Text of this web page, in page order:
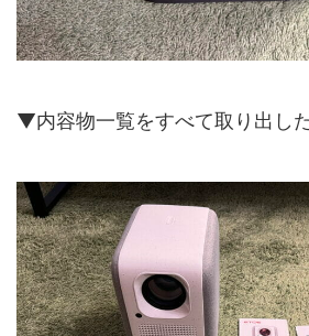
▼内容物一覧をすべて取り出し